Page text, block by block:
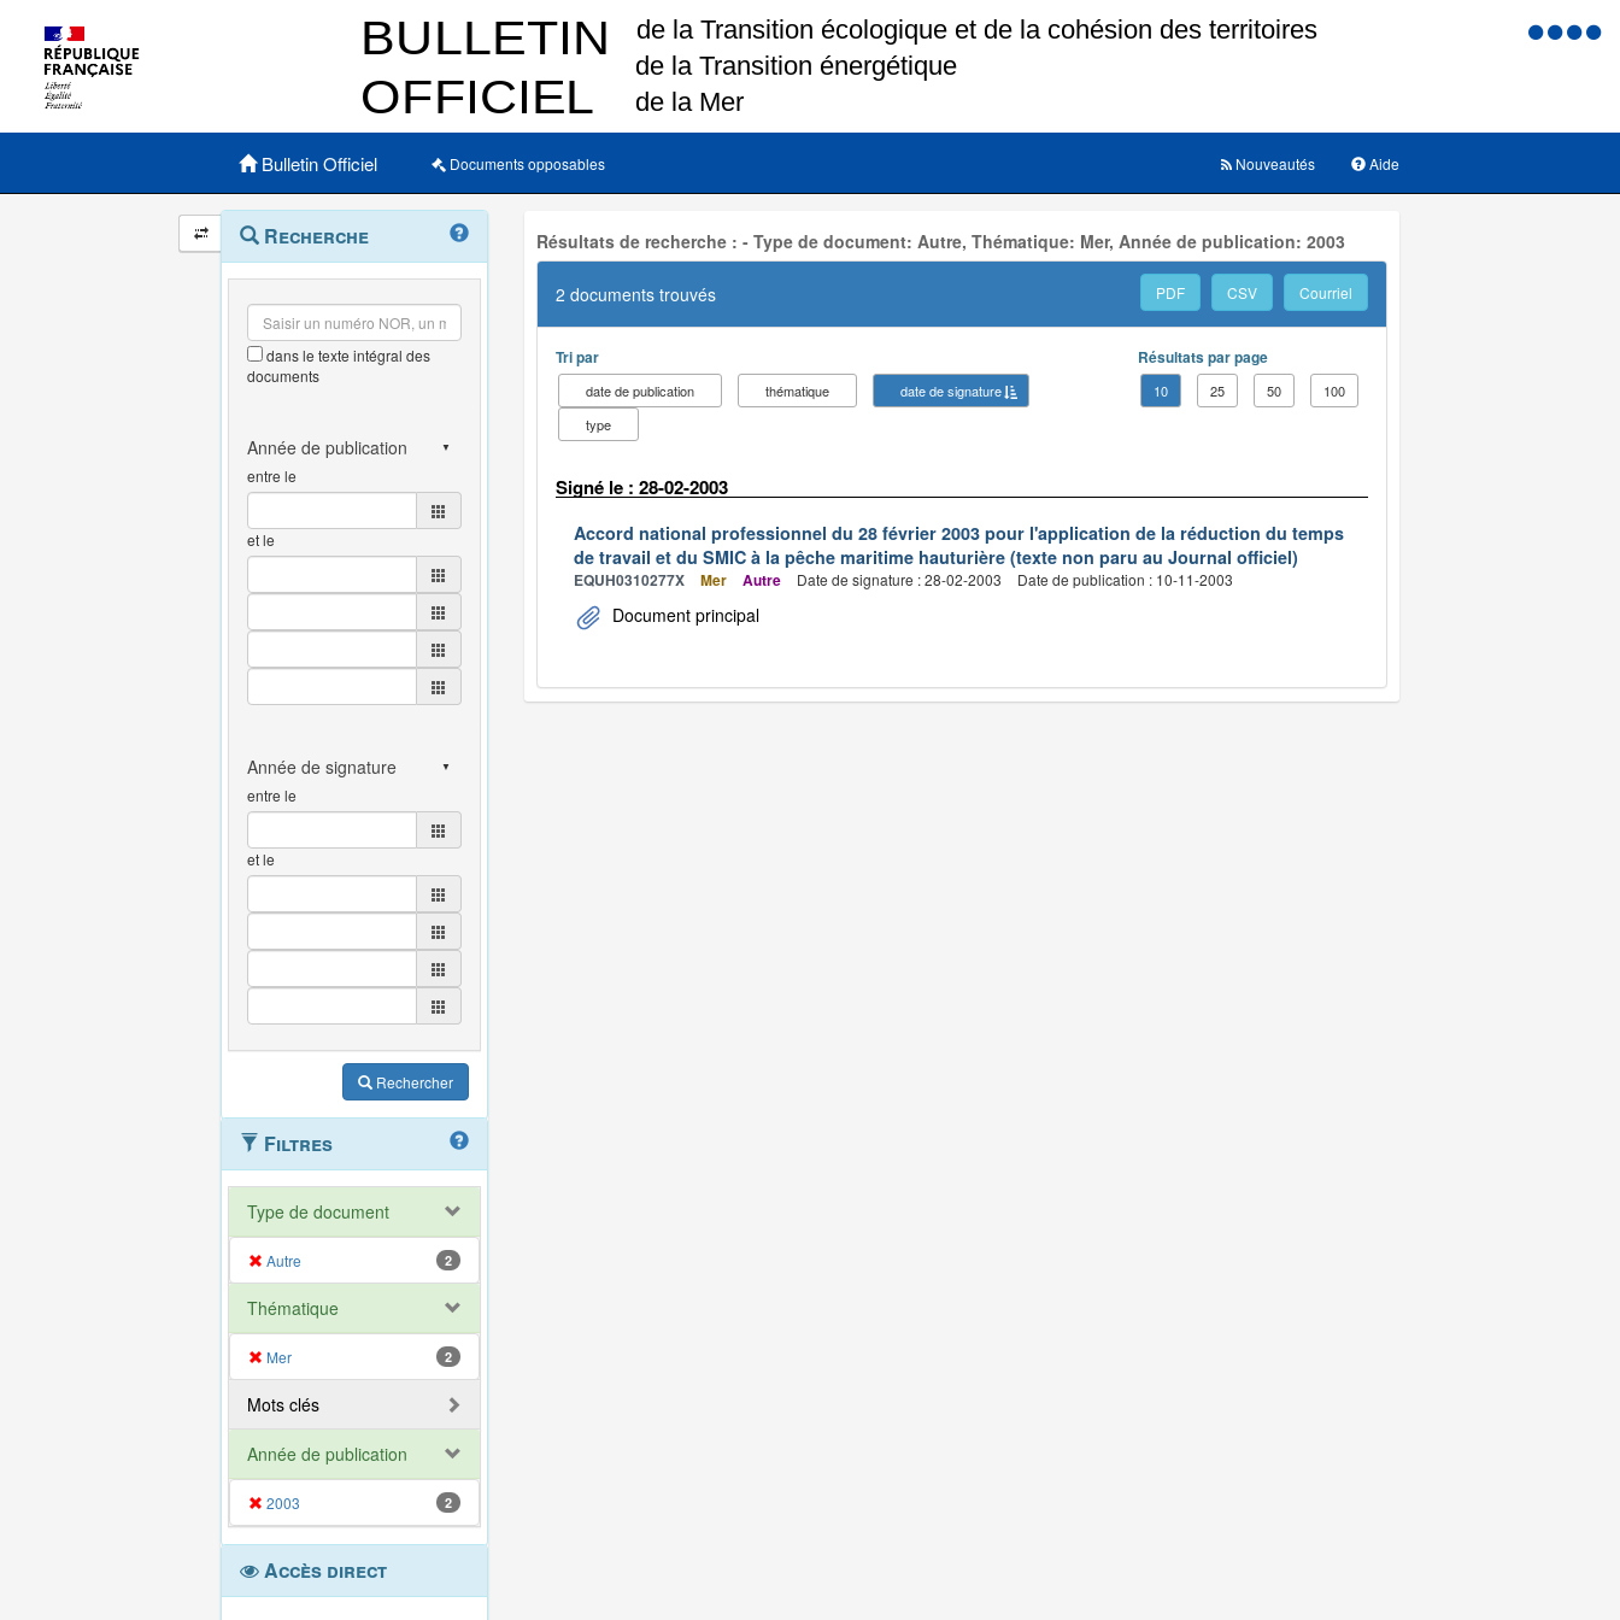
Menu
Menu principal
Bulletin Officiel Documents opposables Aide
Nouveautés
Navigation
et
outils
annexes
Menu
contextuel
Recherche
dans le texte intégral des
documents
entre le
et le
entre le
et le
Rechercher
Filtres
Type de document
Autre 2
Thématique
Mer 2
Mots clés
Année de publication
2003 2
Accès direct
Résultats de recherche : - Type de document: Autre, Thématique: Mer, Année de publication: 2003
2 documents trouvés PDF CSV Courriel
Tri par
date de publication thématique
date de signature
type
Résultats par page
10 25 50 100
Signé le : 28-02-2003
Accord national professionnel du 28 février 2003 pour l'application de la réduction du temps
de travail et du SMIC à la pêche maritime hauturière (texte non paru au Journal officiel)
EQUH0310277X Mer Autre Date de signature : 28-02-2003 Date de publication : 10-11-2003
Document principal